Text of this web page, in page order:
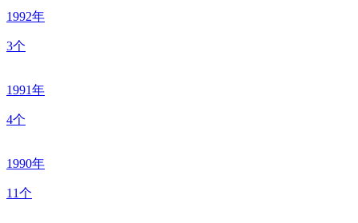
1992年
3个
1991年
4个
1990年
11个